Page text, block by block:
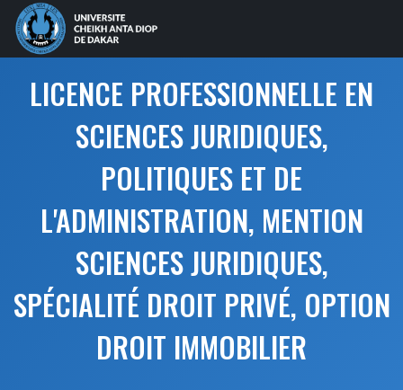
LICENCE PROFESSIONNELLE EN
SCIENCES JURIDIQUES,
POLITIQUES ET DE
L'ADMINISTRATION, MENTION
SCIENCES JURIDIQUES,
SPÉCIALITÉ DROIT PRIVÉ, OPTION
DROIT IMMOBILIER